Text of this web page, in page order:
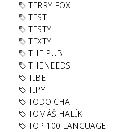
TERRY FOX
TEST
TESTY
TEXTY
THE PUB
THENEEDS
TIBET
TIPY
TODO CHAT
TOMÁŠ HALÍK
TOP 100 LANGUAGE